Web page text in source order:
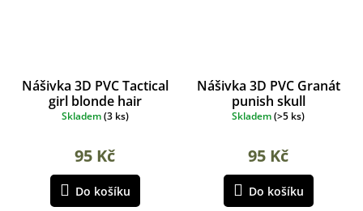
Nášivka 3D PVC Tactical
girl blonde hair
Skladem(3 ks)
95 Kč
Do košíku
Nášivka 3D PVC Granát
punish skull
Skladem(>5 ks)
95 Kč
Do košíku